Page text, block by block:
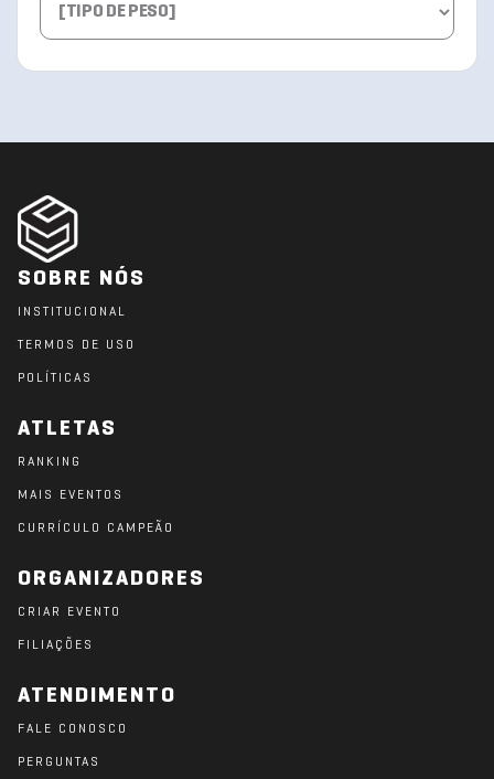
SOBRE NÓS
INSTITUCIONAL
TERMOS DE USO
POLÍTICAS
ATLETAS
RANKING
MAIS EVENTOS
CURRÍCULO CAMPEÃO
ORGANIZADORES
CRIAR EVENTO
FILIAÇÕES
ATENDIMENTO
FALE CONOSCO
PERGUNTAS